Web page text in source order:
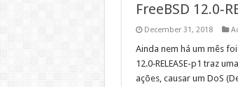
FreeBSD
December 31, 2018
Ain­da nem há um mês
12.0‑RELEASE-p1 traz
ações, causar um DoS